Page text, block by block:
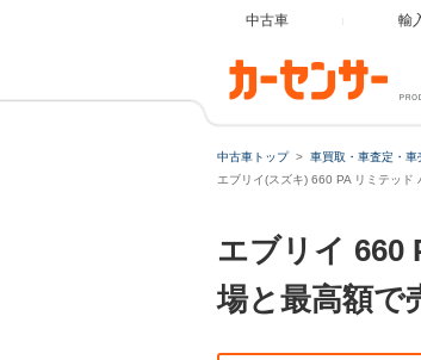
中古車 輸
中古車トップ 車買取・車査定・車
エブリイ(スズキ) 660 PA リミテッ
エブリイ 660
場と最高額で